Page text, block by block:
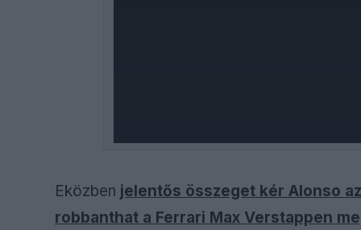
Eközben jelentős összeget kér Alonso
robbanthat a Ferrari Max Verstappen